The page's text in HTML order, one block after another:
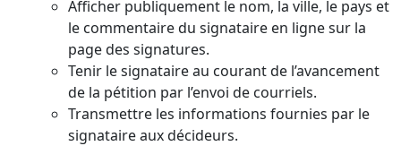
Afficher publiquement le nom, la ville, le pays et
le commentaire du signataire en ligne sur la
page des signatures.
Tenir le signataire au courant de l’avancement
de la pétition par l’envoi de courriels.
Transmettre les informations fournies par le
signataire aux décideurs.